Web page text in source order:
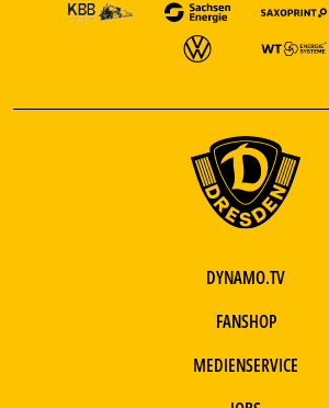
DYNAMO.TV
FANSHOP
MEDIENSERVICE